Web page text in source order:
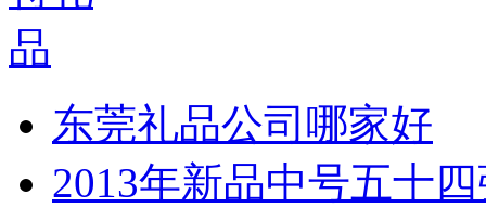
东莞礼品公司哪家好
2013年新品中号五十